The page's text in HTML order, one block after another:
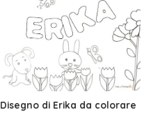
Disegno di Erika da colorare